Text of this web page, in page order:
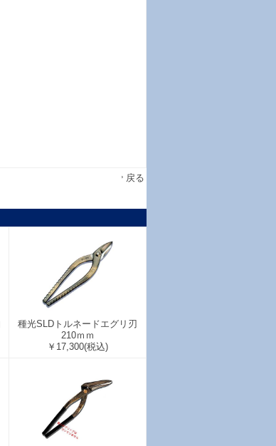
戻る
種光SLDトルネードエグリ刃
210ｍｍ
￥17,300(税込)